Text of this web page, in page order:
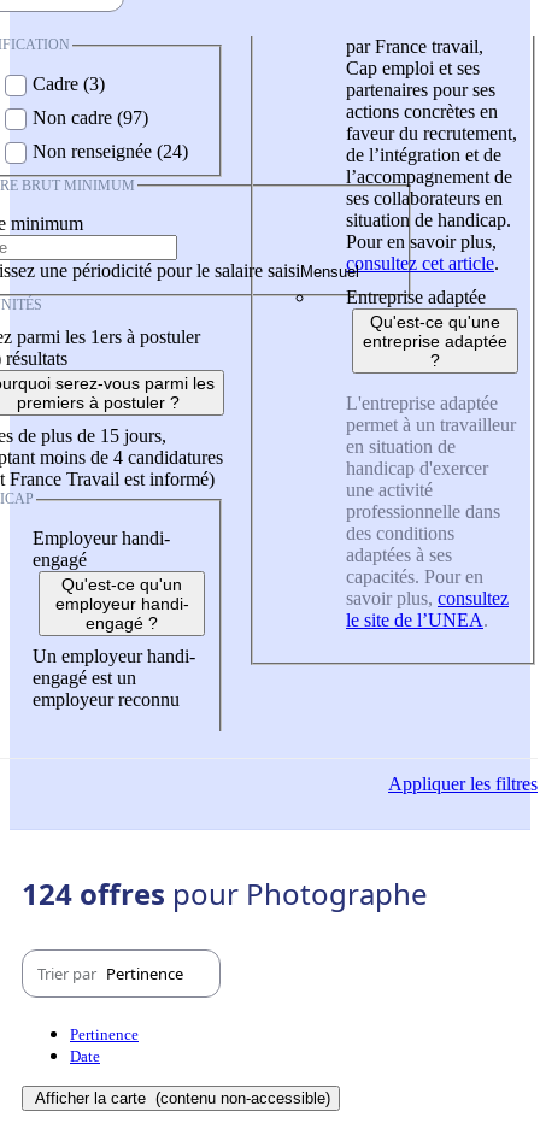
Cadre (3)
Non cadre (97)
Non renseignée (24)
BRUT MINIMUM
minimum
une périodicité pour le salaire saisi
parmi les 1ers à postuler
résultats
serez-vous parmi les
premiers à postuler ?
de plus de 15 jours,
moins de 4 candidatures
France Travail est informé)
Employeur handi-
engagé
Qu'est-ce qu'un
employeur handi-
engagé ?
Un employeur handi-
engagé est un
employeur reconnu
par France travail,
Cap emploi et ses
partenaires pour ses
actions concrètes en
faveur du recrutement,
de l’intégration et de
l’accompagnement de
ses collaborateurs en
situation de handicap.
Pour en savoir plus,
consultez cet article.
Entreprise adaptée
Qu'est-ce qu'une
entreprise adaptée
?
L'entreprise adaptée
permet à un travailleur
en situation de
handicap d'exercer
une activité
professionnelle dans
des conditions
adaptées à ses
capacités. Pour en
savoir plus, consultez
le site de l’UNEA.
Appliquerles filtres
124 offres pour Photographe
Trier par Pertinence
Pertinence
Date
Afficher la carte (contenu non-accessible)